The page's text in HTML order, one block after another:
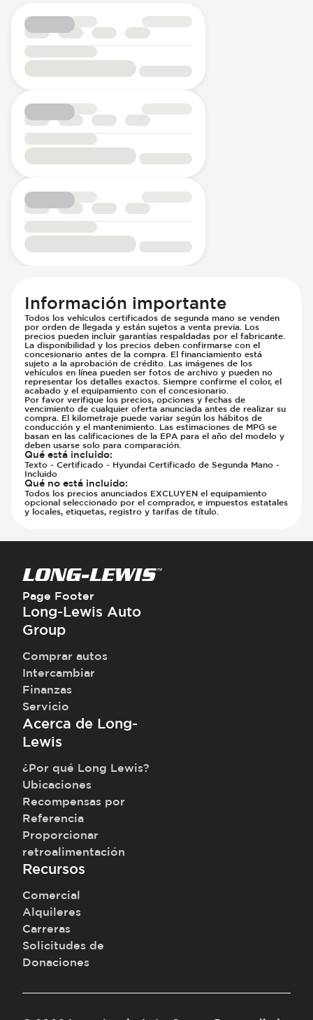
Información importante
Todos los vehículos certificados de segunda mano se venden
por orden de llegada y están sujetos a venta previa. Los
precios pueden incluir garantías respaldadas por el fabricante.
La disponibilidad y los precios deben confirmarse con el
concesionario antes de la compra. El financiamiento está
sujeto a la aprobación de crédito. Las imágenes de los
vehículos en línea pueden ser fotos de archivo y pueden no
representar los detalles exactos. Siempre confirme el color, el
acabado y el equipamiento con el concesionario.
Por favor verifique los precios, opciones y fechas de
vencimiento de cualquier oferta anunciada antes de realizar su
compra. El kilometraje puede variar según los hábitos de
conducción y el mantenimiento. Las estimaciones de MPG se
basan en las calificaciones de la EPA para el año del modelo y
deben usarse solo para comparación.
Qué está incluido:
Texto - Certificado - Hyundai Certificado de Segunda Mano -
Incluido
Qué no está incluido:
Todos los precios anunciados EXCLUYEN el equipamiento
opcional seleccionado por el comprador, e impuestos estatales
y locales, etiquetas, registro y tarifas de título.
Page Footer
Long-Lewis Auto
Group
Comprar autos
Intercambiar
Finanzas
Servicio
Acerca de Long-
Lewis
¿Por qué Long Lewis?
Ubicaciones
Recompensas por
Referencia
Proporcionar
retroalimentación
Recursos
Comercial
Alquileres
Carreras
Solicitudes de
Donaciones